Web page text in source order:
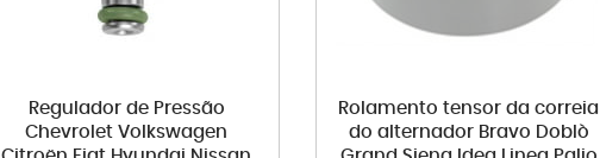
Regulador de Pressão
Chevrolet Volkswagen
Rolamento tensor da correia
do alternador Bravo Doblò